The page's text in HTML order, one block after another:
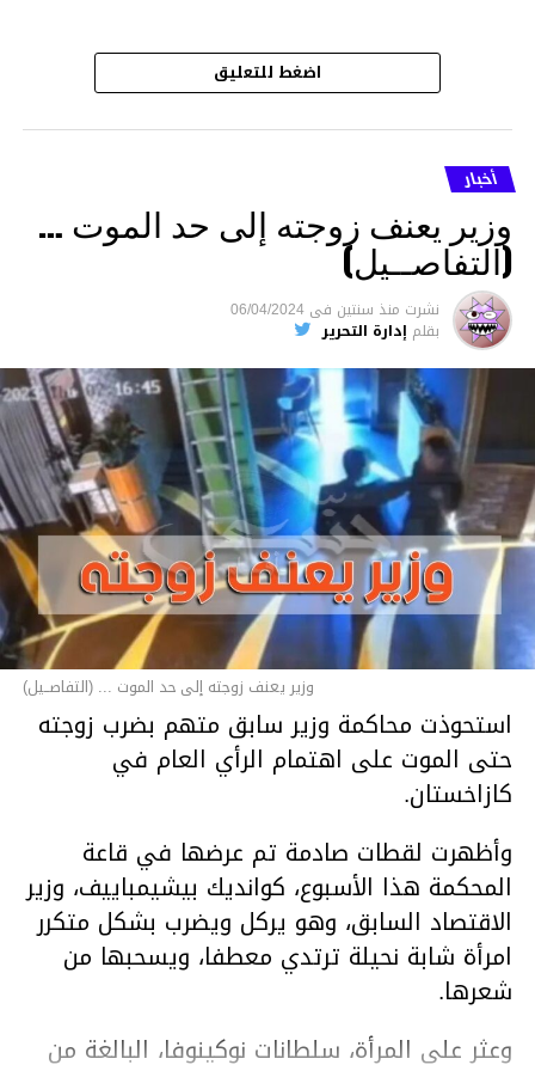
اضغط للتعليق
أخبار
وزير يعنف زوجته إلى حد الموت …
(التفاصــيل)
نشرت منذ سنتين فى 06/04/2024
بقلم إدارة التحرير
وزير يعنف زوجته إلى حد الموت ... (التفاصــيل)
استحوذت محاكمة وزير سابق متهم بضرب زوجته
حتى الموت على اهتمام الرأي العام في
كازاخستان.
وأظهرت لقطات صادمة تم عرضها في قاعة
المحكمة هذا الأسبوع، كوانديك بيشيمباييف، وزير
الاقتصاد السابق، وهو يركل ويضرب بشكل متكرر
امرأة شابة نحيلة ترتدي معطفا، ويسحبها من
شعرها.
وعثر على المرأة، سلطانات نوكينوفا، البالغة من